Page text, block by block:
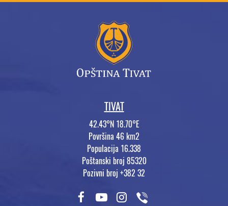
TIVAT
42.43°N 18.70°E
Površina 46 km2
Populacija 16.338
Poštanski broj 85320
Pozivni broj +382 32